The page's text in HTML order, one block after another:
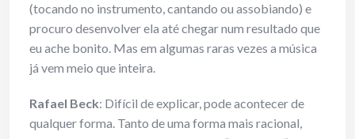
(tocando no instrumento, cantando ou assobiando) e
procuro desenvolver ela até chegar num resultado que
eu ache bonito. Mas em algumas raras vezes a música
já vem meio que inteira.
Rafael Beck: Difícil de explicar, pode acontecer de
qualquer forma. Tanto de uma forma mais racional,